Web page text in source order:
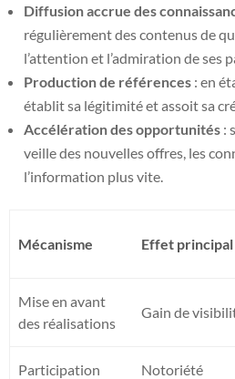
Diffusion accrue des
régulièrement des contenus de
l’attention et l’admiration de ses
Production de références : en
établit sa légitimité et assoit sa
Accélération des opportunités :
veille des nouvelles offres, les
l’information plus vite.
Mécanisme Effet principal
Mise en avant
des réalisations
Gain de
Participation
Notoriété